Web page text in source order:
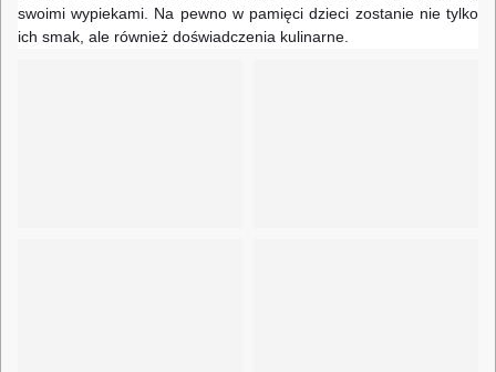
swoimi wypiekami. Na pewno w pamięci dzieci zostanie nie tylko
ich smak, ale również doświadczenia kulinarne.